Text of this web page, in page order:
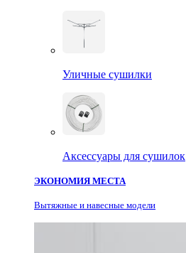
Уличные сушилки
Аксессуары для сушилок
ЭКОНОМИЯ МЕСТА
Вытяжные и навесные модели